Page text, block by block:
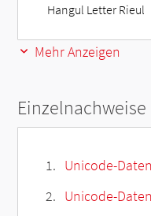
Hangul Letter Rieul
Mehr Anzeigen
Einzelnachweise
Unicode-
Unicode-